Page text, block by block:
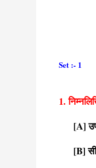
Set :- 1
1.
[A]
[B]